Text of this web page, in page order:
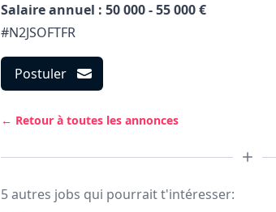
Salaire annuel : 50 000 - 55 000 €
#N2JSOFTFR
Postuler
← Retour à toutes les annonces
5 autres jobs qui pourrait t'intéresser: